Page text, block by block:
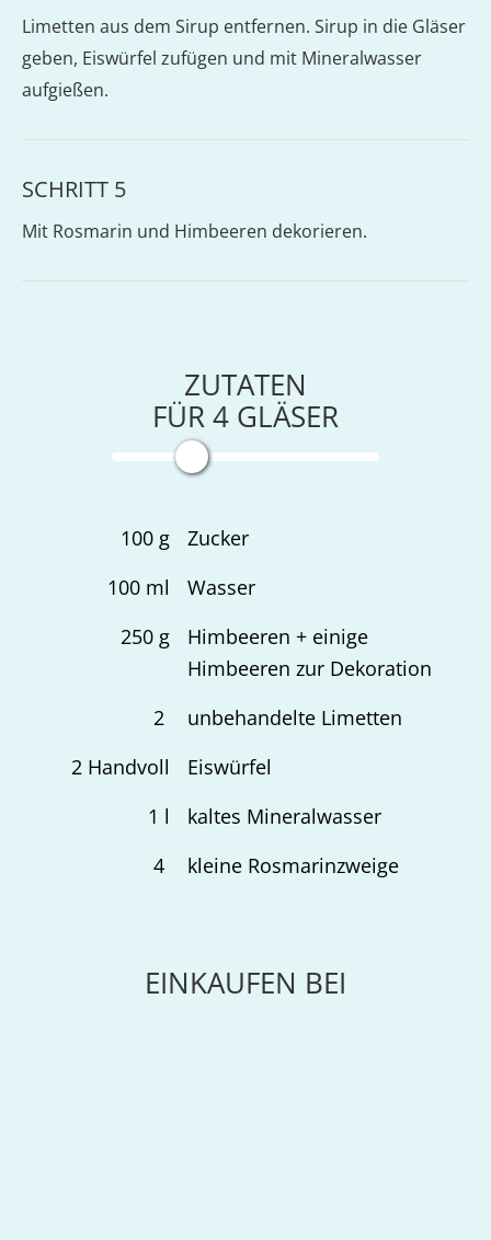
Limetten aus dem Sirup entfernen. Sirup in die Gläser
geben, Eiswürfel zufügen und mit Mineralwasser
aufgießen.
SCHRITT 5
Mit Rosmarin und Himbeeren dekorieren.
ZUTATEN
FÜR4 GLÄSER
100g
Zucker
100ml
Wasser
250g
Himbeeren + einige
Himbeeren zur Dekoration
2
unbehandelte Limetten
2Handvoll
Eiswürfel
1 l
kaltes Mineralwasser
4
kleine Rosmarinzweige
EINKAUFEN BEI